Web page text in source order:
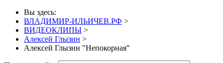
Вы здесь:
ВЛАДИМИР-ИЛЬИЧЕВ.РФ >
ВИДЕОКЛИПЫ >
Алексей Глызин >
Алексей Глызин "Непокорная"